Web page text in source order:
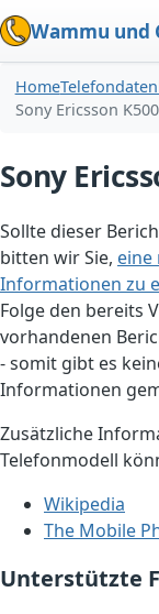
Wammu und
Home
Sony Ericsson
Sony
Sollte dieser
bitten wir Sie,
Informationen zu
Folge den bereits
vorhandenen
- somit gibt es
Informationen
Zusätzliche
Telefonmodell
Wikipedia
The Mobile
Unterstützte